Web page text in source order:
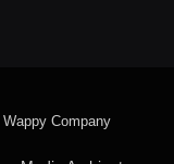
Wappy Company